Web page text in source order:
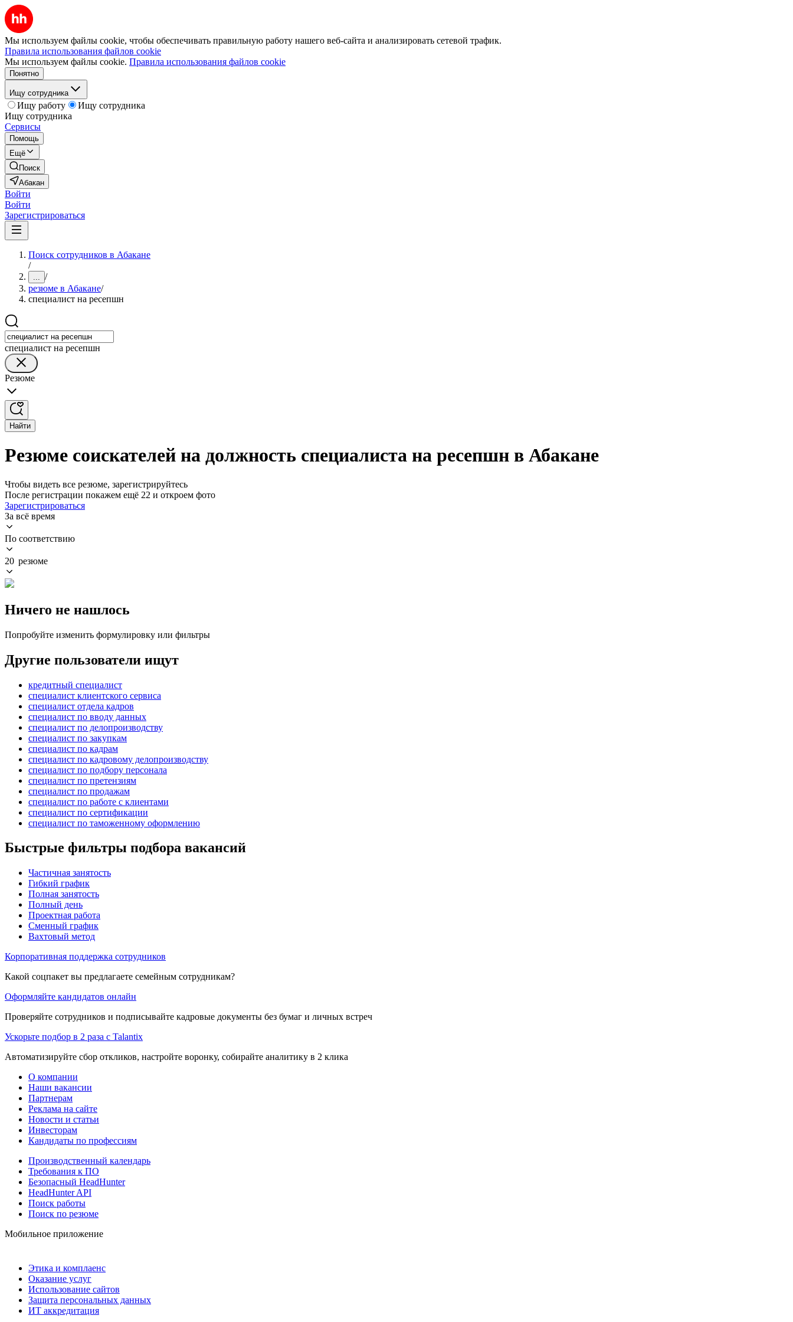
Мы используем файлы cookie, чтобы обеспечивать правильную работу нашего веб-сайта и анализировать сетевой трафик.
Правила использования файлов cookie
Мы используем файлы cookie. Правила использования файлов cookie
Понятно
Ищу сотрудника
Ищу работу
Ищу сотрудника
Ищу сотрудника
Сервисы
Помощь
Ещё
Поиск
Абакан
Войти
Войти
Зарегистрироваться
Поиск сотрудников в Абакане
/
... /
резюме в Абакане/
специалист на ресепшн
специалист на ресепшн
Резюме
Найти
Резюме соискателей на должность специалиста на ресепшн в Абакане
Чтобы видеть все резюме, зарегистрируйтесь
После регистрации покажем ещё 22 и откроем фото
Зарегистрироваться
За всё время
По соответствию
20 резюме
Ничего не нашлось
Попробуйте изменить формулировку или фильтры
Другие пользователи ищут
кредитный специалист
специалист клиентского сервиса
специалист отдела кадров
специалист по вводу данных
специалист по делопроизводству
специалист по закупкам
специалист по кадрам
специалист по кадровому делопроизводству
специалист по подбору персонала
специалист по претензиям
специалист по продажам
специалист по работе с клиентами
специалист по сертификации
специалист по таможенному оформлению
Быстрые фильтры подбора вакансий
Частичная занятость
Гибкий график
Полная занятость
Полный день
Проектная работа
Сменный график
Вахтовый метод
Корпоративная поддержка сотрудников
Какой соцпакет вы предлагаете семейным сотрудникам?
Оформляйте кандидатов онлайн
Проверяйте сотрудников и подписывайте кадровые документы без бумаг и личных встреч
Ускорьте подбор в 2 раза с Talantix
Автоматизируйте сбор откликов, настройте воронку, собирайте аналитику в 2 клика
О компании
Наши вакансии
Партнерам
Реклама на сайте
Новости и статьи
Инвесторам
Кандидаты по профессиям
Производственный календарь
Требования к ПО
Безопасный HeadHunter
HeadHunter API
Поиск работы
Поиск по резюме
Мобильное приложение
Этика и комплаенс
Оказание услуг
Использование сайтов
Защита персональных данных
ИТ аккредитация